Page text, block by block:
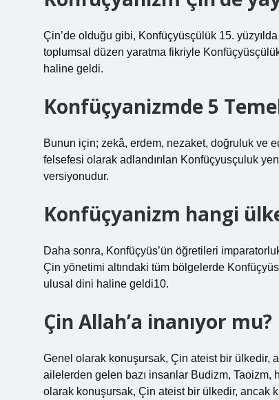
Çin’de olduğu gibi, Konfüçyüsçülük 15.
toplumsal düzen yaratma fikriyle
haline geldi.
Konfüçyanizmde 5
Bunun için; zekâ, erdem, nezaket, doğruluk ve
felsefesi olarak adlandırılan Konfüçyusçuluk
versiyonudur.
Konfüçyanizm hangi
Daha sonra, Konfüçyüs’ün öğretileri
Çin yönetimi altındaki tüm bölgelerde
ulusal dini haline geldi10.
Çin Allah’a inanıyor mu?
Genel olarak konuşursak, Çin ateist bir ülkedir,
ailelerden gelen bazı insanlar Budizm, Taoizm,
olarak konuşursak, Çin ateist bir ülkedir, ancak